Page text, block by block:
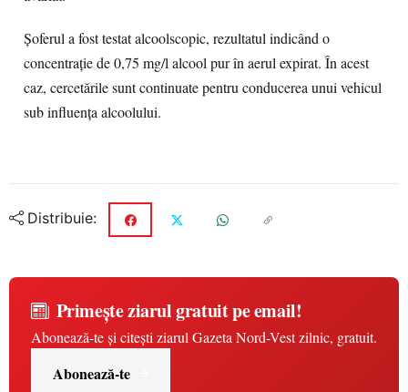
Șoferul a fost testat alcoolscopic, rezultatul indicând o
concentrație de 0,75 mg/l alcool pur în aerul expirat. În acest
caz, cercetările sunt continuate pentru conducerea unui vehicul
sub influența alcoolului.
Distribuie:
Primește ziarul gratuit pe email!
Abonează-te și citești ziarul Gazeta Nord-Vest zilnic, gratuit.
Abonează-te